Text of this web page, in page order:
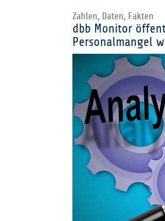
Zahlen, Daten, Fakten
dbb Monitor
Personalmangel